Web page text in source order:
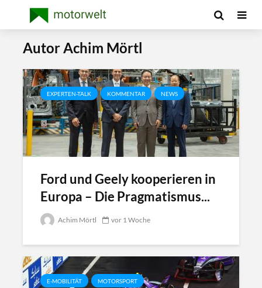
Autor Achim Mörtl
EXPERTEN-TALK KOMMENTAR NEWS
Ford und Geely kooperieren in
Europa – Die Pragmatismus...
Achim Mörtl vor 1 Woche
E-MOBILITÄT MOTORSPORT